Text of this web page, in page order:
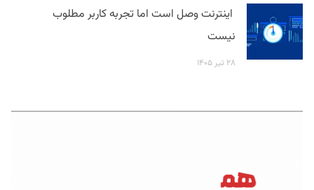
اینترنت وصل است اما تجربه کاربر مطلوب
نیست
۲۸ تیر ۱۴۰۵